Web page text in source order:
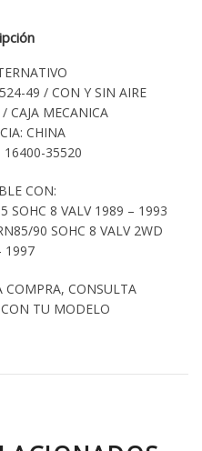
49 / CON Y SIN AIRE
CAJA MECANICA
CHINA
16400-35520
CON:
SOHC 8 VALV 1989 – 1993
90 SOHC 8 VALV 2WD
1997
COMPRA, CONSULTA
TU MODELO